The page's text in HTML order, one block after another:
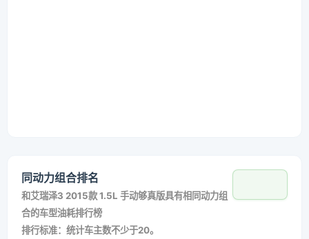
同动力组合排名
和艾瑞泽3 2015款 1.5L 手动够真版具有相同动力组
合的车型油耗排行榜
排行标准：统计车主数不少于20。